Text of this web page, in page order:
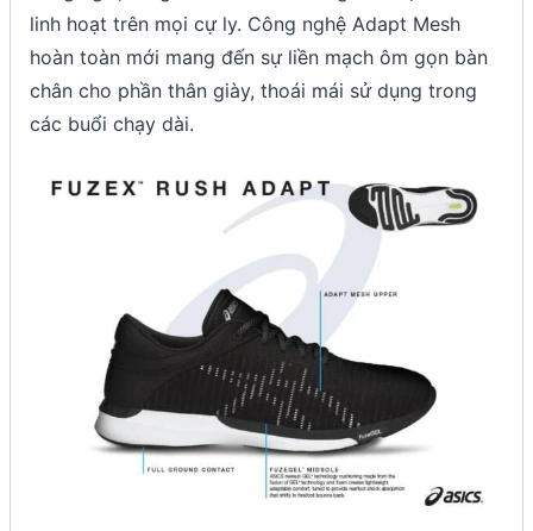
linh hoạt trên mọi cự ly. Công nghệ Adapt Mesh
hoàn toàn mới mang đến sự liền mạch ôm gọn bàn
chân cho phần thân giày, thoái mái sử dụng trong
các buổi chạy dài.